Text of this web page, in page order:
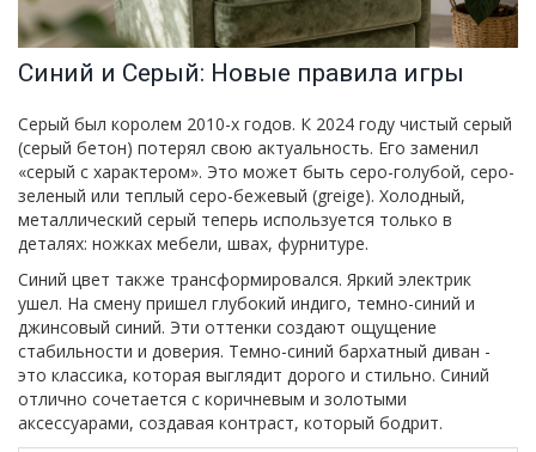
Синий и Серый: Новые правила игры
Серый был королем 2010-х годов. К 2024 году чистый серый
(серый бетон) потерял свою актуальность. Его заменил
«серый с характером». Это может быть серо-голубой, серо-
зеленый или теплый серо-бежевый (greige). Холодный,
металлический серый теперь используется только в
деталях: ножках мебели, швах, фурнитуре.
Синий цвет также трансформировался. Яркий электрик
ушел. На смену пришел глубокий индиго, темно-синий и
джинсовый синий. Эти оттенки создают ощущение
стабильности и доверия. Темно-синий бархатный диван -
это классика, которая выглядит дорого и стильно. Синий
отлично сочетается с коричневым и золотыми
аксессуарами, создавая контраст, который бодрит.